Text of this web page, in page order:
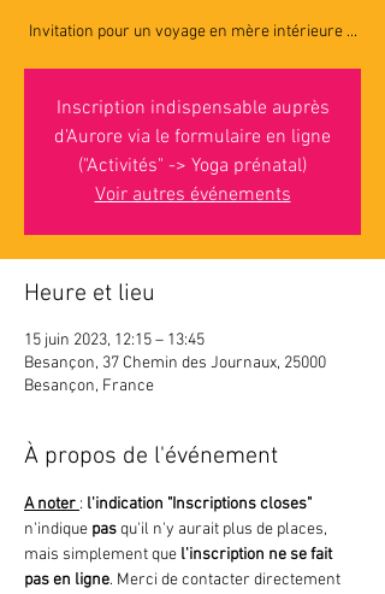
Invitation pour un voyage en mère intérieure ...
Inscription indispensable auprès
d'Aurore via le formulaire en ligne
("Activités" -> Yoga prénatal)
Voir autres événements
Heure et lieu
15 juin 2023, 12:15 – 13:45
Besançon, 37 Chemin des Journaux, 25000
Besançon, France
À propos de l'événement
A noter : l'indication "Inscriptions closes"
n'indique pas qu'il n'y aurait plus de places,
mais simplement que l'inscription ne se fait
pas en ligne. Merci de contacter directement